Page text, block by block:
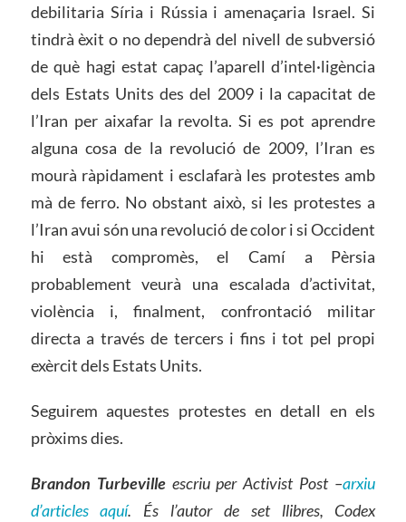
debilitaria Síria i Rússia i amenaçaria Israel. Si
tindrà èxit o no dependrà del nivell de subversió
de què hagi estat capaç l’aparell d’intel·ligència
dels Estats Units des del 2009 i la capacitat de
l’Iran per aixafar la revolta. Si es pot aprendre
alguna cosa de la revolució de 2009, l’Iran es
mourà ràpidament i esclafarà les protestes amb
mà de ferro. No obstant això, si les protestes a
l’Iran avui són una revolució de color i si Occident
hi està compromès, el Camí a Pèrsia
probablement veurà una escalada d’activitat,
violència i, finalment, confrontació militar
directa a través de tercers i fins i tot pel propi
exèrcit dels Estats Units.
Seguirem aquestes protestes en detall en els
pròxims dies.
Brandon Turbevilleescriu per Activist Post –arxiu
d’articles aquí. És l’autor de set llibres, Codex